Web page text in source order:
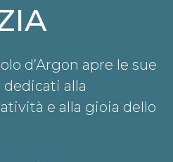
d’Argon apre le sue
alla
e alla gioia dello